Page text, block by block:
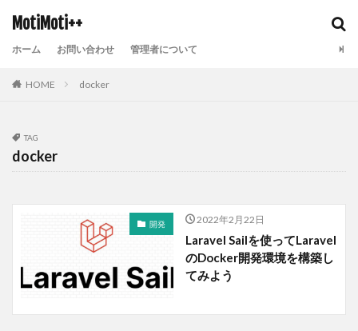
MotiMoti++
ホーム お問い合わせ 管理者について
HOME docker
TAG
docker
開発 2022年2月22日
Laravel Sailを使ってLaravel
のDocker開発環境を構築し
てみよう